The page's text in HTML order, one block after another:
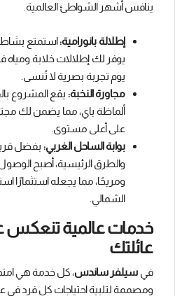
ينافس أشهر الشواطئ العالمية.
إطلالة بانورامية:استمتع
يوفر لك إطلالات خلابة ومياه
يوم تجربة بصرية لا تُنسى.
مجاورة النخبة: يقع المشروع
ألماظة باي، مما يضمن لك
على أعلى مستوى.
بوابة الساحل الغربي: بفضل
والطرق الرئيسية، أصبح
ومريحًا، مما يجعله استثمارًا
الشمالي.
خدمات عالمية تنعكس
عائلتك
في سيلفر ساندس، كل خدمة هي
ومصممة لتلبية احتياجات كل فرد في